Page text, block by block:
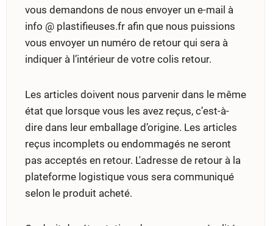
vous demandons de nous envoyer un e-mail à
info @ plastifieuses.fr afin que nous puissions
vous envoyer un numéro de retour qui sera à
indiquer à l’intérieur de votre colis retour.
Les articles doivent nous parvenir dans le même
état que lorsque vous les avez reçus, c’est-à-
dire dans leur emballage d’origine. Les articles
reçus incomplets ou endommagés ne seront
pas acceptés en retour. L'adresse de retour à la
plateforme logistique vous sera communiqué
selon le produit acheté.